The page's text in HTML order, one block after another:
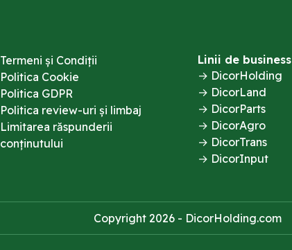
Termeni și Condiții
Politica Cookie
Politica GDPR
Politica review-uri și limbaj
Limitarea răspunderii
conținutului
Linii de business
DicorHolding
DicorLand
DicorParts
DicorAgro
DicorTrans
DicorInput
Copyright 2026 - DicorHolding.com